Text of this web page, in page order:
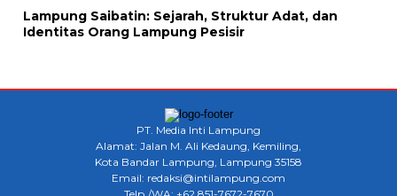
Lampung Saibatin: Sejarah, Struktur Adat, dan
Identitas Orang Lampung Pesisir
PT. Media Inti Lampung
Alamat: Jalan M. Ali Kedaung, Kemiling,
Kota Bandar Lampung, Lampung 35158
Email: redaksi@intilampung.com